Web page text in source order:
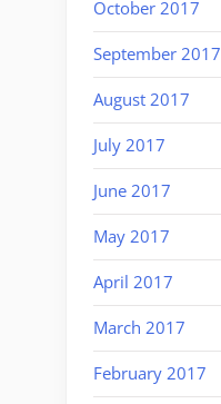
October 2017
September 2017
August 2017
July 2017
June 2017
May 2017
April 2017
March 2017
February 2017